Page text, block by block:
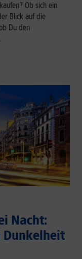
Ob sich ein
Blick auf die
Du den
Nacht:
Dunkelheit